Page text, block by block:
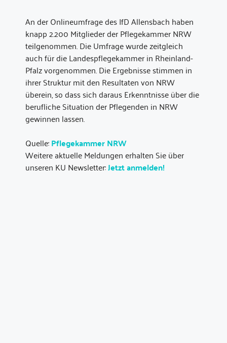
An der Onlineumfrage des IfD Allensbach haben
knapp 2.200 Mitglieder der Pflegekammer NRW
teilgenommen. Die Umfrage wurde zeitgleich
auch für die Landespflegekammer in Rheinland-
Pfalz vorgenommen. Die Ergebnisse stimmen in
ihrer Struktur mit den Resultaten von NRW
überein, so dass sich daraus Erkenntnisse über die
berufliche Situation der Pflegenden in NRW
gewinnen lassen.
Quelle:Pflegekammer NRW
Weitere aktuelle Meldungen erhalten Sie über
unseren KU Newsletter:Jetzt anmelden!